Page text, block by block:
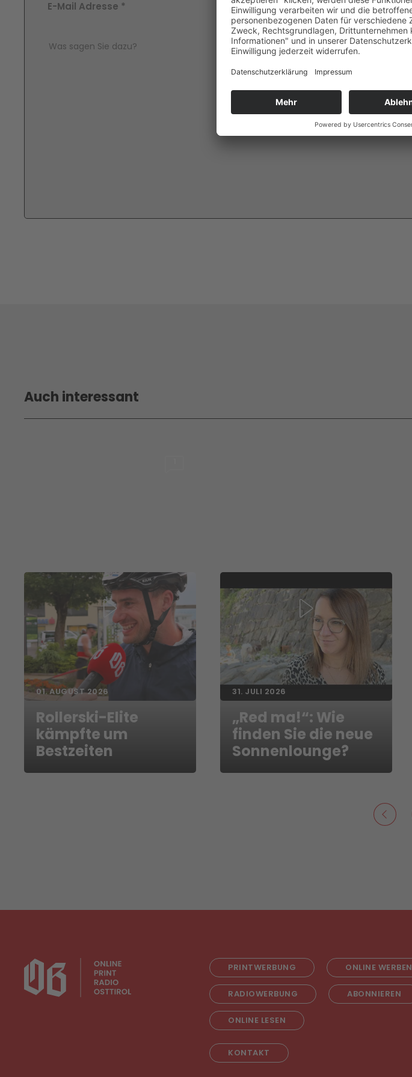
E-Mail Adresse *
Comment Text*
Auch interessant
01. AUGUST 2026
Rollerski-Elite
kämpfte um
Bestzeiten
31. JULI 2026
„Red ma!“: Wie
finden Sie die neue
Sonnenlounge?
PRINTWERBUNG ONLINE WERBEN
RADIOWERBUNG ABONNIEREN
ONLINE LESEN
KONTAKT